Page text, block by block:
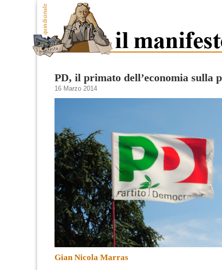
PD, il primato dell’economia sulla
16 Marzo 2014
Gian Nicola Marras